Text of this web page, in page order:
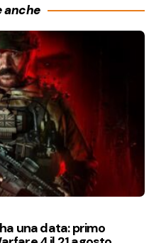
anche
una data: primo